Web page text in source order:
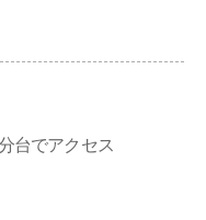
台でアクセス